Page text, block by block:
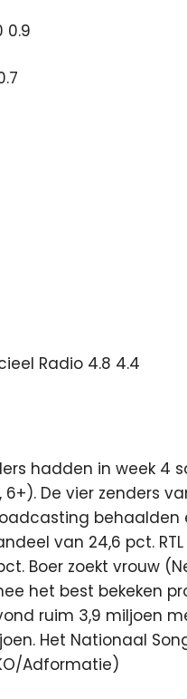
0.9
Radio 4.8 4.4
hadden in week
6+). De vier zenders
van 24,6 pct.
Boer zoekt vrouw
het best bekeken
ruim 3,9 miljoen
Het Nationaal
Adformatie)